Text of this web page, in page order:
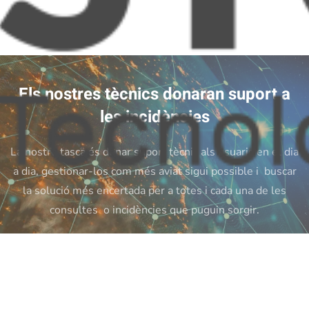
Skip to main content
Els nostres tècnics donaran suport a
les incidències
La nostre tasca és donar suport tècnic als usuaris en el dia
a dia, gestionar-los com més aviat sigui possible i buscar
la solució més encertada per a totes i cada una de les
consultes o incidències que puguin sorgir.